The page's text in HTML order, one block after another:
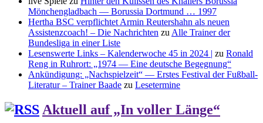
Mönchengladbach — Borussia Dortmund … 1997
Hertha BSC verpflichtet Armin Reutershahn als neuen
Assistenzcoach! – Die Nachrichten zu Alle Trainer der
Bundesliga in einer Liste
Lesenswerte Links – Kalenderwoche 45 in 2024 | zu Ronald
Reng in Ruhrort: „1974 — Eine deutsche Begegnung“
Ankündigung: „Nachspielzeit“ — Erstes Festival der Fußball-
Literatur – Trainer Baade zu Lesetermine
Aktuell auf „In voller Länge“